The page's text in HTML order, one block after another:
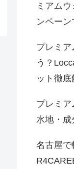
ミアム
ンペーン
プレミ
う？
ット徹底
プレミ
水地・成
名古屋で